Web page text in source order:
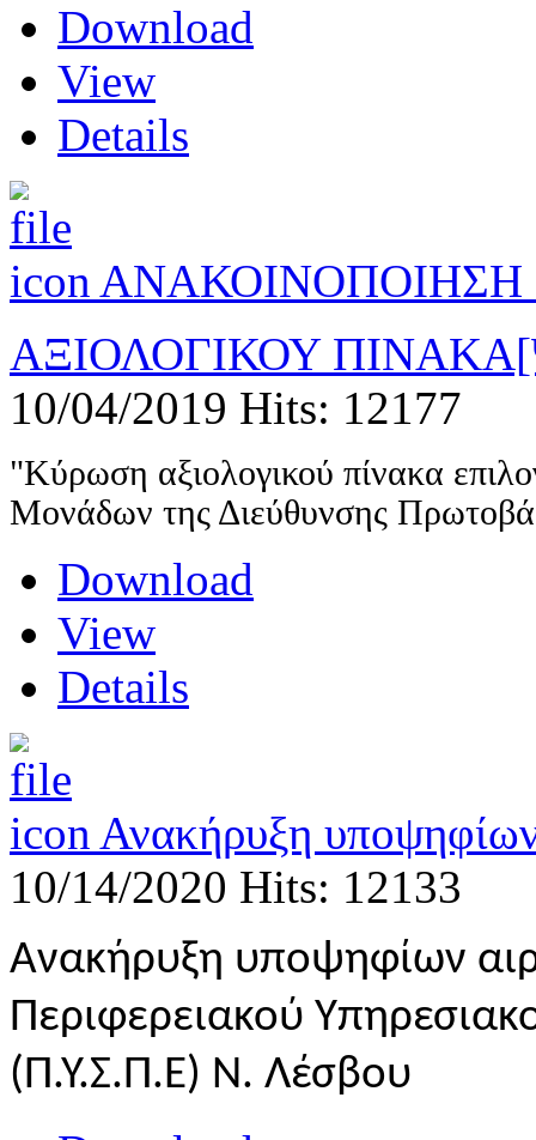
Download
View
Details
ΑΞΙΟΛΟΓΙΚΟΥ
10/04/2019 Hits: 12177
"Κύρωση αξιολογικού πίνακα
Μονάδων της Διεύθυνσης
Download
View
Details
Ανακήρυξη
10/14/2020 Hits: 12133
Ανακήρυξη υποψηφίων
Περιφερειακού
(Π.Υ.Σ.Π.Ε) Ν. Λέσβου